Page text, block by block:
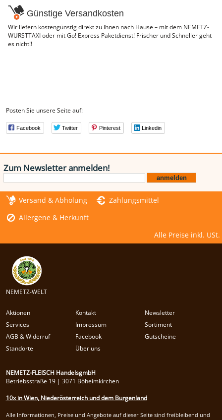
Günstige Versandkosten
Wir liefern kostengünstig direkt zu Ihnen nach Hause – mit dem NEMETZ-
WURSTTAXI oder mit Go! Express Paketdienst! Frischer und Schneller geht
es nicht!!
Posten Sie unsere Seite auf:
Facebook Twitter Pinterest Linkedin
Zum Newsletter anmelden!
Versand & Abholung
Zahlungsmittel
Allergene & Herkunft
Alle Preise inkl. USt.
NEMETZ-WELT
Aktionen Kontakt
Newsletter
Services
Impressum
Sortiment
AGB & Widerruf
Facebook
Gutscheine
Standorte
Über uns
NEMETZ-FLEISCH HandelsgmbH
Betriebsstraße 19 | 3071 Böheimkirchen
10x in Wien, Niederösterreich und dem Burgenland
Alle Informationen, Preise und Angebote auf dieser Seite sind freibleibend und